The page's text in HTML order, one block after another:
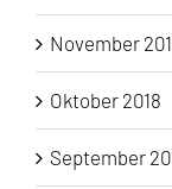
November
Oktober 2018
September